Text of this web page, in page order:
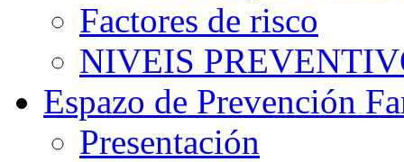
Factores de risco
NIVEIS
Espazo de Prevención
Presentación